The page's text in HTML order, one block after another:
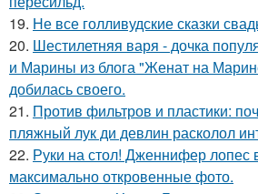
19. Не все голливудские сказки
20. Шестилетняя варя - дочка
и Марины из блога "Женат на
добилась своего.
21. Против фильтров и пластики:
пляжный лук ди девлин расколол
22. Руки на стол! Дженнифер
максимально откровенные фото.